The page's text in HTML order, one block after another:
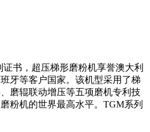
书，超压梯形磨粉机享誉澳大利
牙等客户国家。该机型采用了梯
磨辊联动增压等五项磨机专利技
粉机的世界最高水平。TGM系列